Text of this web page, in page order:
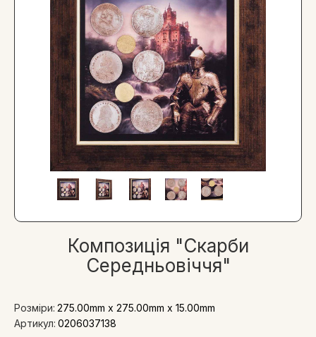
Композиція "Скарби
Середньовіччя"
Розміри: 275.00mm x 275.00mm x 15.00mm
Артикул: 0206037138